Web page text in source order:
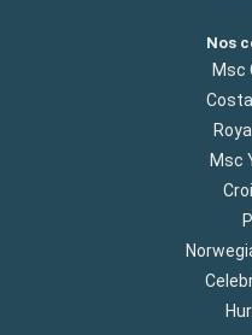
Nos
Msc
Msc